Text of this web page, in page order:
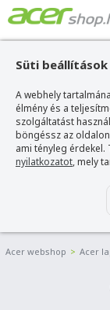
Süti beállítások
A webhely
élmény és a
szolgáltatást
böngéssz az
ami tényleg
nyilatkozatot, mely
LAPTOP
Acer webshop > Acer